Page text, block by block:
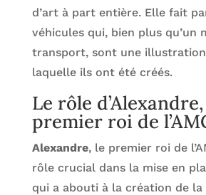
d’art à part entière. Elle fait
véhicules qui, bien plus qu’un
transport, sont une illustration
laquelle ils ont été créés.
Le rôle
premier roi de
Alexandre, le premier roi de
rôle crucial dans la mise en
qui a abouti à la création de la